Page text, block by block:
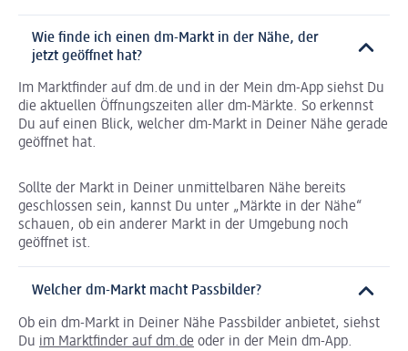
Wie finde ich einen dm-Markt in der Nähe, der
jetzt geöffnet hat?
Im Marktfinder auf dm.de und in der Mein dm-App siehst Du
die aktuellen Öffnungszeiten aller dm-Märkte. So erkennst
Du auf einen Blick, welcher dm-Markt in Deiner Nähe gerade
geöffnet hat.
Sollte der Markt in Deiner unmittelbaren Nähe bereits
geschlossen sein, kannst Du unter „Märkte in der Nähe“
schauen, ob ein anderer Markt in der Umgebung noch
geöffnet ist.
Welcher dm-Markt macht Passbilder?
Ob ein dm-Markt in Deiner Nähe Passbilder anbietet, siehst
Du im Marktfinder auf dm.de oder in der Mein dm-App.